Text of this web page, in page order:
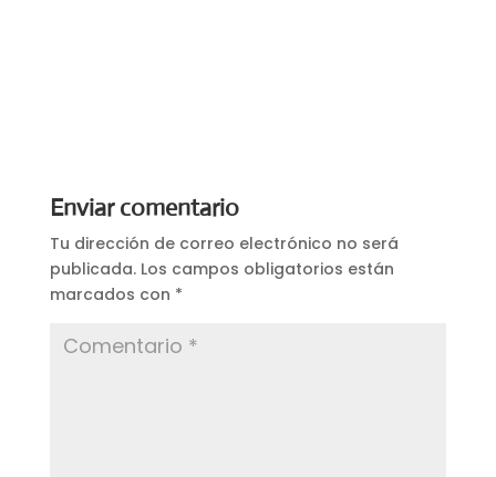
Enviar comentario
Tu dirección de correo electrónico no será
publicada. Los campos obligatorios están
marcados con *